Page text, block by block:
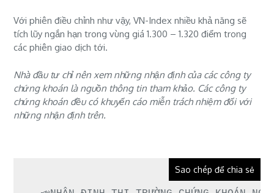
Với phiên điều chỉnh như vậy, VN-Index nhiều khả năng sẽ
tích lũy ngắn hạn trong vùng giá 1.300 – 1.320 điểm trong
các phiên giao dịch tới.
Nhà đầu tư chỉ nên xem những nhận định của các công ty
chứng khoán là nguồn thông tin tham khảo. Các công ty
chứng khoán đều có khuyến cáo miễn trách nhiệm đối với
những nhận định trên.
Sao chép để chia sẻ